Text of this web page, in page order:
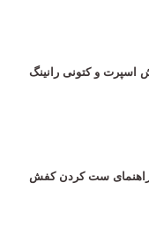
و راهنمای ست کردن کفش